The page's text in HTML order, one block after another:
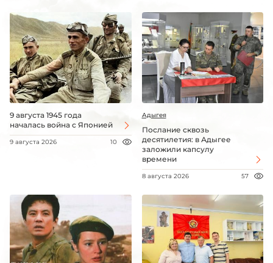
9 августа 1945 года
началась война с Японией
9 августа 2026 10
Адыгея
Послание сквозь
десятилетия: в Адыгее
заложили капсулу
времени
8 августа 2026 57